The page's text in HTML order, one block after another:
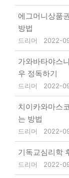
에그머니상품
방법
드리머 2022-
가와바타야스
우 정독하기
드리머 2022-
치이카와마스
는 방법
드리머 2022-
기독교심리학
드리머 2022-